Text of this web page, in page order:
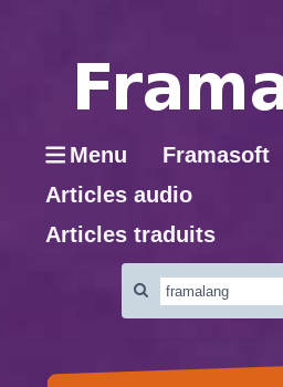
Menu
Framasoft
Articles audio
Articles traduits
Rechercher
: